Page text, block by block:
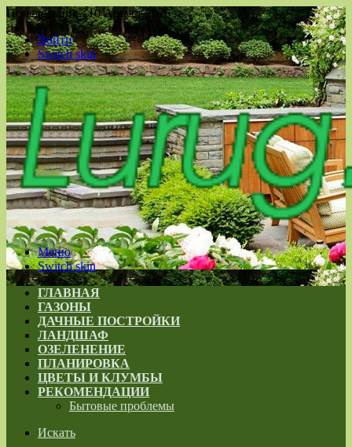
Понедельник , 10 Август 2026
Войти
Switch skin
Меню
Switch skin
ГЛАВНАЯ
ГАЗОНЫ
ДАЧНЫЕ ПОСТРОЙКИ
ЛАНДШАФ
ОЗЕЛЕНЕНИЕ
ПЛАНИРОВКА
ЦВЕТЫ И КЛУМБЫ
РЕКОМЕНДАЦИИ
Бытовые проблемы
Искать